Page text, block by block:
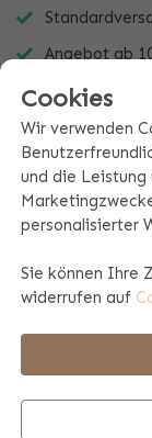
Angebot ab
Immer ein
BESCHREIBUNG
Cookies
Wir verwenden
und die Leistung
personalisierter
Sie können Ihre
widerrufen auf